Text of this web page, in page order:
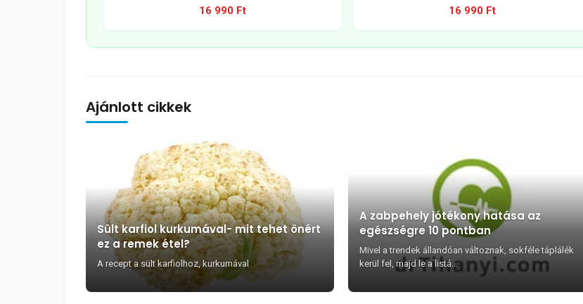
16 990 Ft 16 990 Ft
Ajánlott cikkek
Sült karfiol kurkumával- mit tehet önért
ez a remek étel?
A recept a sült karfiolhoz, kurkumával
A zabpehely jótékony hatása az
egészségre 10 pontban
Mivel a trendek állandóan változnak, sokféle táplálék
kerül fel, majd le a listá...